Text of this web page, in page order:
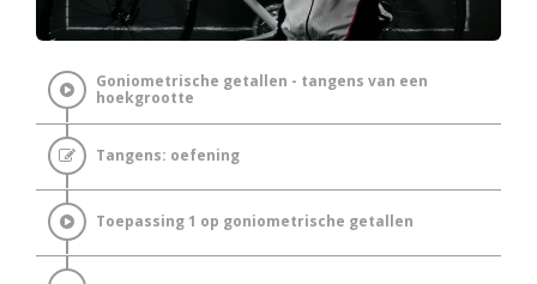
Goniometrische getallen - tangens van een
hoekgrootte
Tangens: oefening
Toepassing 1 op goniometrische getallen